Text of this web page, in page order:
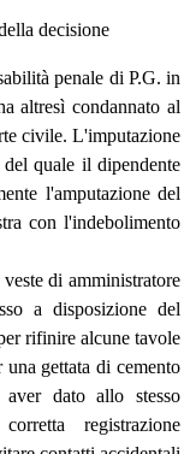
decisione
penale di P.G. in
altresì condannato al
civile. L'imputazione
quale il dipendente
l'amputazione del
con l'indebolimento
di amministratore
a disposizione del
rifinire alcune tavole
una gettata di cemento
dato allo stesso
registrazione